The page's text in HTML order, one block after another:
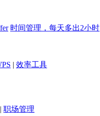
时间管理，每天多出2小时
| 效率工具
| 职场管理